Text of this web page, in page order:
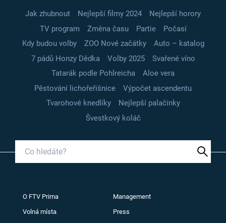
Jak zhubnout Nejlepší filmy 2024
Nejlepší horory
TV program
Změna času Partie
Počasí
Kdy budou volby
ZOO Nové začátky
Auto – katalog
7 pádů Honzy Dědka
Volby 2025
Svařené víno
Tatarák podle Pohlreicha
Aloe vera
Pěstování lichořeřišnice
Výpočet ascendentu
Tvarohové knedlíky
Nejlepší palačinky
Švestkový koláč
O FTV Prima Management
Volná místa Press